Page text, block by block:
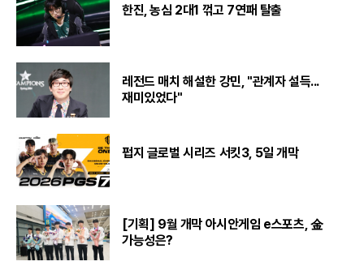
한진, 농심 2대1 꺾고 7연패 탈출
레전드 매치 해설한 강민, "관계자 설득...
재미있었다"
펍지 글로벌 시리즈 서킷3, 5일 개막
[기획] 9월 개막 아시안게임 e스포츠, 金
가능성은?